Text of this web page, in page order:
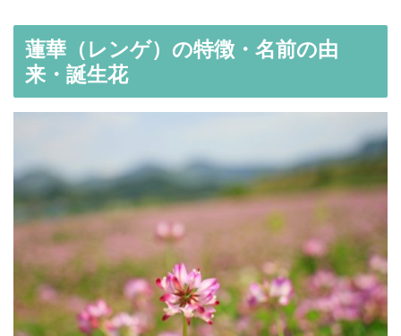
蓮華（レンゲ）の特徴・名前の由
来・誕生花